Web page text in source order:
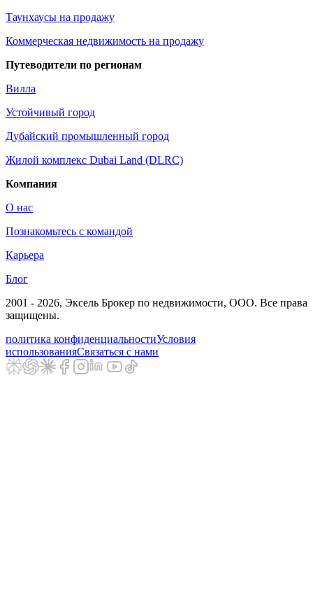
Таунхаусы на продажу
Коммерческая недвижимость на продажу
Путеводители по регионам
Вилла
Устойчивый город
Дубайский промышленный город
Жилой комплекс Dubai Land (DLRC)
Компания
О нас
Познакомьтесь с командой
Карьера
Блог
2001 - 2026, Эксель Брокер по недвижимости, ООО. Все права
защищены.
политика конфиденциальностиУсловия
использованияСвязаться с нами